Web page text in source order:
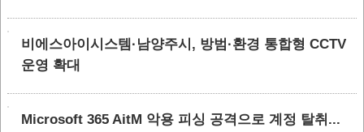
비에스아이시스템·남양주시, 방범·환경 통합형 CCTV
운영 확대
Microsoft 365 AitM 악용 피싱 공격으로 계정 탈취...